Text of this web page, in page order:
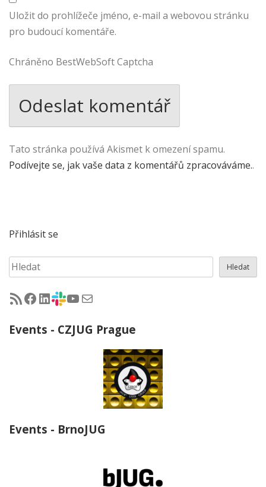
Uložit do prohlížeče jméno, e-mail a webovou stránku
pro budoucí komentáře.
Chráněno BestWebSoft Captcha
Tato stránka používá Akismet k omezení spamu.
Podívejte se, jak vaše data z komentářů zpracováváme..
Přihlásit se
Hledat Hledat
RSS - články na jug.cz
Facebook skupina Czech Java User Group
LinkedIn skupina Czech Java User Group
CZJUG Slack fórum
CZJUG YouTube kanálCZJUG email
Events - CZJUG Prague
Events - BrnoJUG